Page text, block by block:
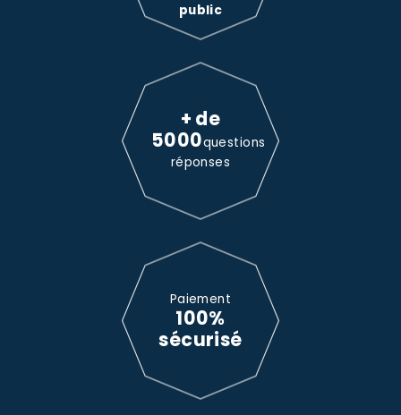
public
+ de
5000questions
réponses
Paiement
100%
sécurisé